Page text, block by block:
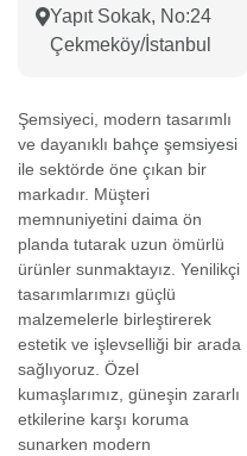
Yapıt Sokak, No:24
Çekmeköy/İstanbul
Şemsiyeci, modern tasarımlı
ve dayanıklı bahçe şemsiyesi
ile sektörde öne çıkan bir
markadır. Müşteri
memnuniyetini daima ön
planda tutarak uzun ömürlü
ürünler sunmaktayız. Yenilikçi
tasarımlarımızı güçlü
malzemelerle birleştirerek
estetik ve işlevselliği bir arada
sağlıyoruz. Özel
kumaşlarımız, güneşin zararlı
etkilerine karşı koruma
sunarken modern